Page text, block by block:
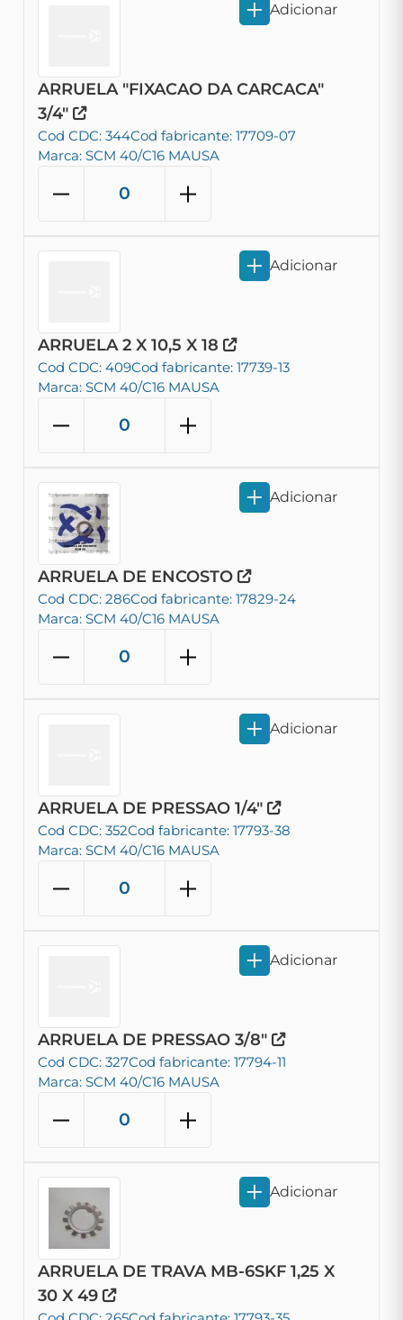
ARRUELA "FIXACAO DA CARCACA"
3/4"
Cod CDC: 344Cod fabricante: 17709-07
Marca: SCM 40/C16 MAUSA
Adicionar
ARRUELA 2 X 10,5 X 18
Cod CDC: 409Cod fabricante: 17739-13
Marca: SCM 40/C16 MAUSA
Adicionar
ARRUELA DE ENCOSTO
Cod CDC: 286Cod fabricante: 17829-24
Marca: SCM 40/C16 MAUSA
Adicionar
ARRUELA DE PRESSAO 1/4"
Cod CDC: 352Cod fabricante: 17793-38
Marca: SCM 40/C16 MAUSA
Adicionar
ARRUELA DE PRESSAO 3/8"
Cod CDC: 327Cod fabricante: 17794-11
Marca: SCM 40/C16 MAUSA
Adicionar
ARRUELA DE TRAVA MB-6SKF 1,25 X
30 X 49
Adicionar